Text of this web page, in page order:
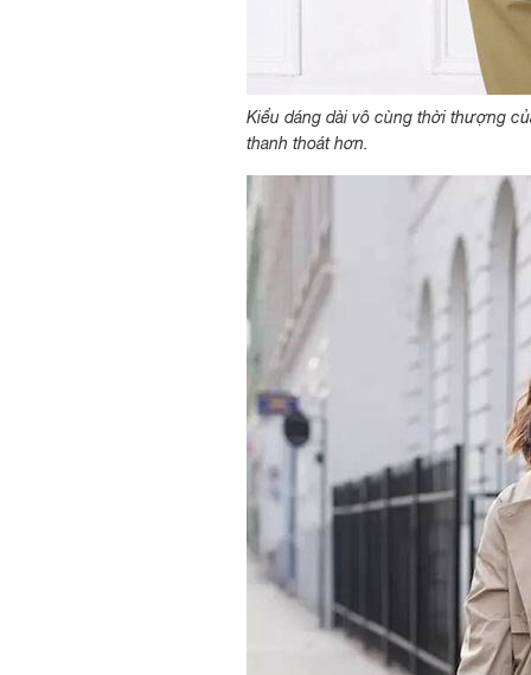
Kiểu dáng dài vô cùng thời thượng
thanh thoát hơn.